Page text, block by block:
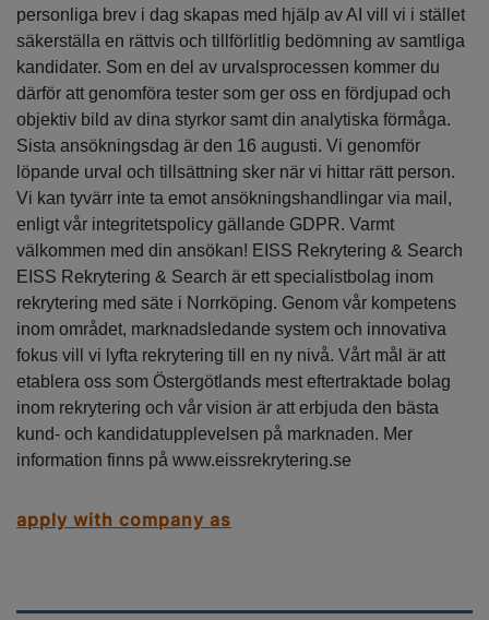
personliga brev i dag skapas med hjälp av AI vill vi i stället
säkerställa en rättvis och tillförlitlig bedömning av samtliga
kandidater. Som en del av urvalsprocessen kommer du
därför att genomföra tester som ger oss en fördjupad och
objektiv bild av dina styrkor samt din analytiska förmåga.
Sista ansökningsdag är den 16 augusti. Vi genomför
löpande urval och tillsättning sker när vi hittar rätt person.
Vi kan tyvärr inte ta emot ansökningshandlingar via mail,
enligt vår integritetspolicy gällande GDPR. Varmt
välkommen med din ansökan! EISS Rekrytering & Search
EISS Rekrytering & Search är ett specialistbolag inom
rekrytering med säte i Norrköping. Genom vår kompetens
inom området, marknadsledande system och innovativa
fokus vill vi lyfta rekrytering till en ny nivå. Vårt mål är att
etablera oss som Östergötlands mest eftertraktade bolag
inom rekrytering och vår vision är att erbjuda den bästa
kund- och kandidatupplevelsen på marknaden. Mer
information finns på www.eissrekrytering.se
apply with company as